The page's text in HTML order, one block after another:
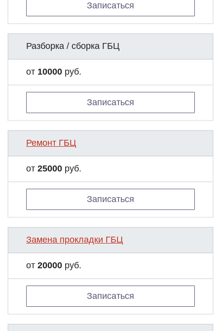
Записаться
Разборка / сборка ГБЦ
от 10000 руб.
Записаться
Ремонт ГБЦ
от 25000 руб.
Записаться
Замена прокладки ГБЦ
от 20000 руб.
Записаться